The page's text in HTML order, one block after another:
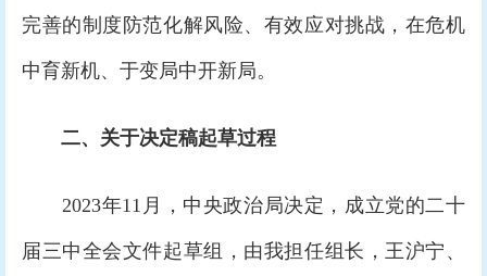
完善的制度防范化解风险、有效应对挑战，在危机
中育新机、于变局中开新局。
二、关于决定稿起草过程
2023年11月，中央政治局决定，成立党的二十
届三中全会文件起草组，由我担任组长，王沪宁、